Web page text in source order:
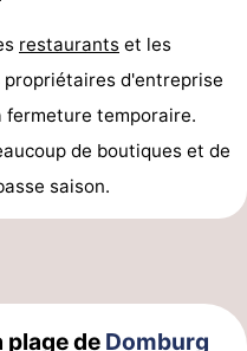
restaurants et les
propriétaires d'entreprise
temporaire.
de boutiques et de
saison.
plage de Domburg